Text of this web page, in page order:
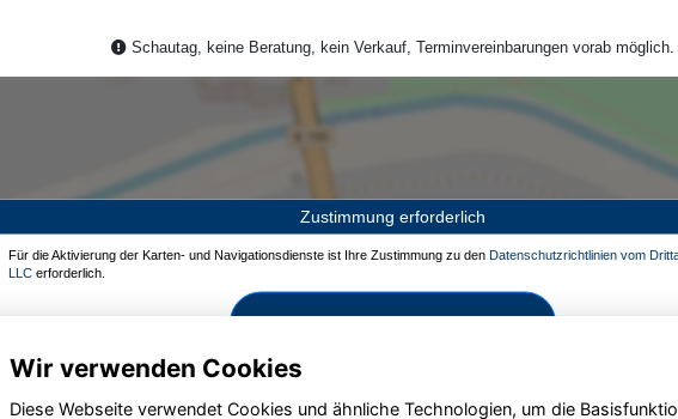
Schautag, keine Beratung, kein Verkauf, Terminvereinbarungen vorab möglich.
Zustimmung erforderlich
Für die Aktivierung der Karten- und Navigationsdienste ist Ihre Zustimmung zu den Datenschutzrichtlinien vom
LLC erforderlich.
Zustimmen und aktivieren
Wir verwenden Cookies
Diese Webseite verwendet Cookies und ähnliche Technologien, um die